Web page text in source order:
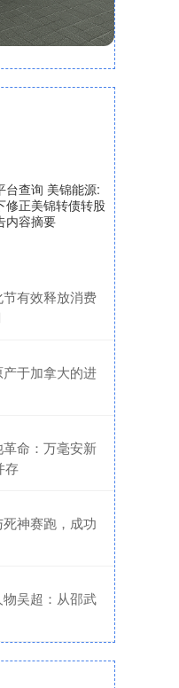
台查询 美锦能源:
修正美锦转债转股
内容摘要
有效释放消费
于加拿大的进
命：万毫安新
存
神赛跑，成功
吴超：从邵武